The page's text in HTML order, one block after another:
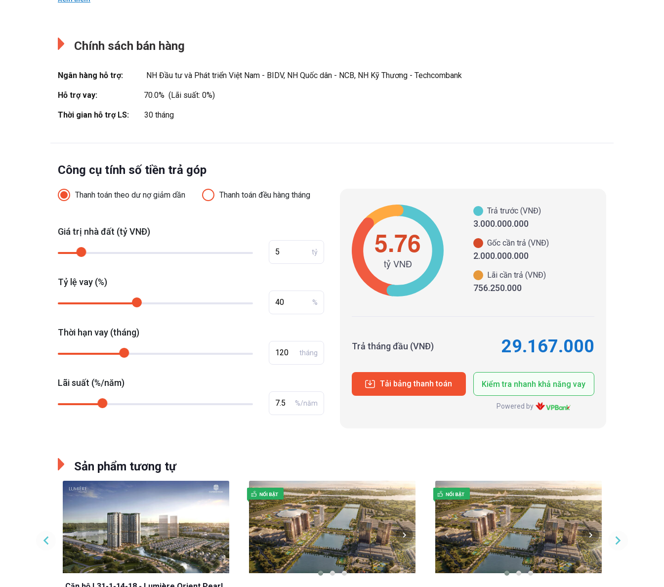
Chính sách bán hàng
Ngân hàng hỗ trợ: NH Đầu tư và Phát triển Việt Nam - BIDV, NH Quốc dân - NCB, NH Kỹ Thương - Techcombank
Hỗ trợ vay: 70.0%  (Lãi suất: 0%)
Thời gian hỗ trợ LS: 30 tháng
Công cụ tính số tiền trả góp
Thanh toán theo dư nợ giảm dần Thanh toán đều hàng tháng
Giá trị nhà đất (tỷ VNĐ)
tỷ
Tỷ lệ vay (%)
%
Thời hạn vay (tháng)
tháng
Lãi suất (%/năm)
%/năm
Trả trước (VNĐ)
3.000.000.000
Gốc cần trả (VNĐ)
2.000.000.000
Lãi cần trả (VNĐ)
756.250.000
Trả tháng đầu (VNĐ) 29.167.000
Tải bảng thanh toán Kiểm tra nhanh khả năng vay
Powered by
Sản phẩm tương tự